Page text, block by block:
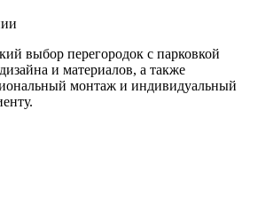
выбор перегородок с парковкой
и материалов, а также
монтаж и индивидуальный